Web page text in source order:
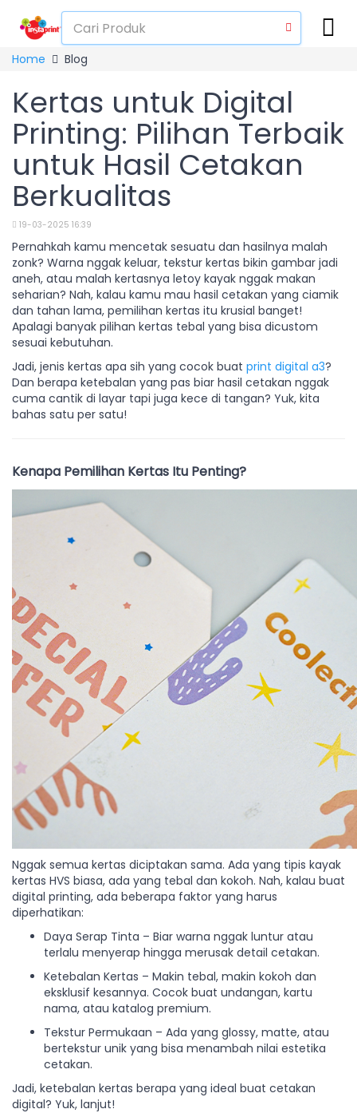
Home Blog
Kertas untuk Digital
Printing: Pilihan Terbaik
untuk Hasil Cetakan
Berkualitas
19-03-2025 16:39
Pernahkah kamu mencetak sesuatu dan hasilnya malah
zonk? Warna nggak keluar, tekstur kertas bikin gambar jadi
aneh, atau malah kertasnya letoy kayak nggak makan
seharian? Nah, kalau kamu mau hasil cetakan yang ciamik
dan tahan lama, pemilihan kertas itu krusial banget!
Apalagi banyak pilihan kertas tebal yang bisa dicustom
sesuai kebutuhan.
Jadi, jenis kertas apa sih yang cocok buat print digital a3?
Dan berapa ketebalan yang pas biar hasil cetakan nggak
cuma cantik di layar tapi juga kece di tangan? Yuk, kita
bahas satu per satu!
Kenapa Pemilihan Kertas Itu Penting?
Nggak semua kertas diciptakan sama. Ada yang tipis kayak
kertas HVS biasa, ada yang tebal dan kokoh. Nah, kalau buat
digital printing, ada beberapa faktor yang harus
diperhatikan:
Daya Serap Tinta – Biar warna nggak luntur atau
terlalu menyerap hingga merusak detail cetakan.
Ketebalan Kertas – Makin tebal, makin kokoh dan
eksklusif kesannya. Cocok buat undangan, kartu
nama, atau katalog premium.
Tekstur Permukaan – Ada yang glossy, matte, atau
bertekstur unik yang bisa menambah nilai estetika
cetakan.
Jadi, ketebalan kertas berapa yang ideal buat cetakan
digital? Yuk, lanjut!